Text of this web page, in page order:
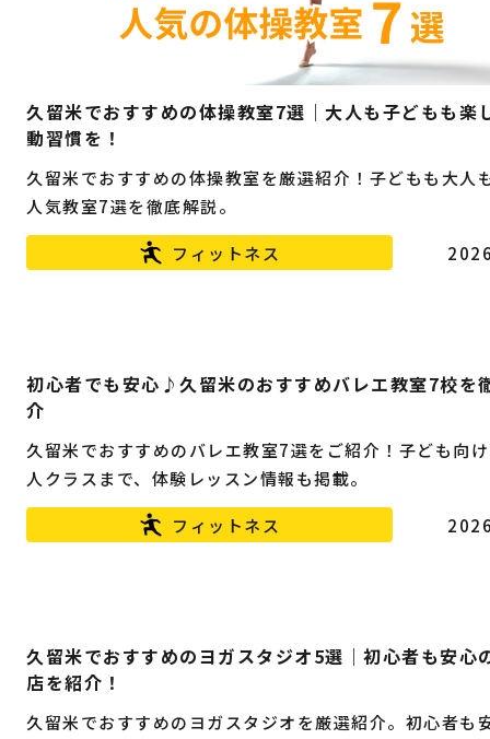
久留米でおすすめの体操教室7選｜大人も子どもも楽
動習慣を！
久留米でおすすめの体操教室を厳選紹介！子どもも大人
人気教室7選を徹底解説。
フィットネス
初心者でも安心♪久留米のおすすめバレエ教室7校を
介
久留米でおすすめのバレエ教室7選をご紹介！子ども向
人クラスまで、体験レッスン情報も掲載。
フィットネス
久留米でおすすめのヨガスタジオ5選｜初心者も安心
店を紹介！
久留米でおすすめのヨガスタジオを厳選紹介。初心者も